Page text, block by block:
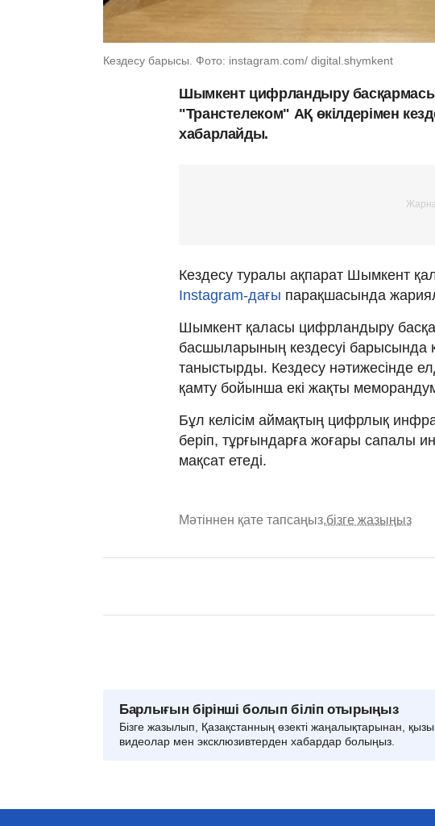
Кездесу барысы. Фото: instagram.com/ digital.shymkent
Шымкент цифрландыру
"Транстелеком" АҚ өкілдерімен
хабарлайды.
Кездесу туралы ақпарат Шымкент
Instagram-дағы парақшасында
Шымкент қаласы цифрландыру
басшыларының кездесуі барысында
таныстырды. Кездесу нәтижесінде
қамту бойынша екі жақты
Бұл келісім аймақтың цифрлық
беріп, тұрғындарға жоғары сапалы
мақсат етеді.
Мәтіннен қате тапсаңыз,бізге жазыңыз
Барлығын бірінші болып біліп отырыңыз
Бізге жазылып, Қазақстанның өзекті жаңалықтарынан,
видеолар мен эксклюзивтерден хабардар болыңыз.